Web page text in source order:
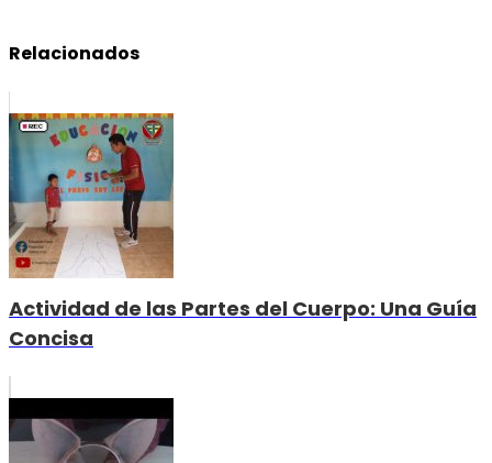
Relacionados
Actividad de las Partes del Cuerpo: Una Guía
Concisa